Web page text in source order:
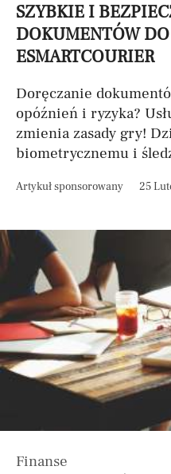
SZYBKIE I
DOKUMENTÓW
ESMARTCOURIER
Doręczanie
opóźnień i ryzyka?
zmienia zasady gry!
biometrycznemu i
Artykuł sponsorowany 25
Finanse